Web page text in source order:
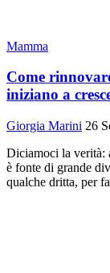
Mamma
Come
iniziano a
Giorgia Marini 26
Diciamoci la verità:
è fonte di grande
qualche dritta, per